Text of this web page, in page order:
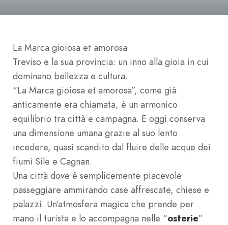
La Marca gioiosa et amorosa
Treviso e la sua provincia: un inno alla gioia in cui
dominano bellezza e cultura.
“La Marca gioiosa et amorosa”, come già
anticamente era chiamata, è un armonico
equilibrio tra città e campagna. E oggi conserva
una dimensione umana grazie al suo lento
incedere, quasi scandito dal fluire delle acque dei
fiumi Sile e Cagnan.
Una città dove è semplicemente piacevole
passeggiare ammirando case affrescate, chiese e
palazzi. Un’atmosfera magica che prende per
mano il turista e lo accompagna nelle “osterie”